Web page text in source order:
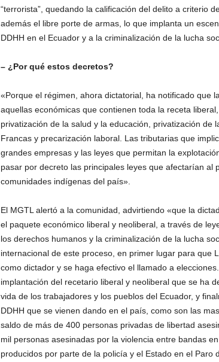
“terrorista”, quedando la calificación del delito a criterio
además el libre porte de armas, lo que implanta un
DDHH en el Ecuador y a la criminalización de la lucha
– ¿Por qué estos decretos?
«Porque el régimen, ahora dictatorial, ha notificado que
aquellas económicas que contienen toda la receta
privatización de la salud y la educación, privatización de
Francas y precarización laboral. Las tributarias que
grandes empresas y las leyes que permitan la
pasar por decreto las principales leyes que afectarían al
comunidades indígenas del país».
El MGTL alertó a la comunidad, advirtiendo «que la
el paquete económico liberal y neoliberal, a través de
los derechos humanos y la criminalización de la lucha
internacional de este proceso, en primer lugar para que
como dictador y se haga efectivo el llamado a
implantación del recetario liberal y neoliberal que se ha
vida de los trabajadores y los pueblos del Ecuador, y
DDHH que se vienen dando en el país, como son las
saldo de más de 400 personas privadas de libertad
mil personas asesinadas por la violencia entre bandas
producidos por parte de la policía y el Estado en el Paro